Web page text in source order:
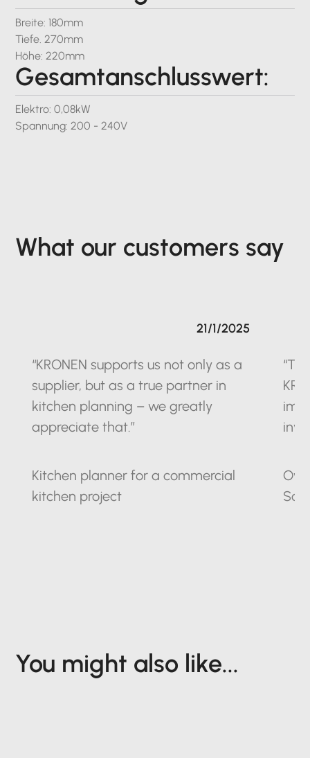
Breite: 180mm
Tiefe. 270mm
Höhe: 220mm
Gesamtanschlusswert:
Elektro: 0,08kW
Spannung: 200 - 240V
What our customers say
“KRONEN supports us not only as a
supplier, but as a true partner in
kitchen planning – we greatly
appreciate that.”
Kitchen planner for a commercial
kitchen project
21/1/2025
You might also like...